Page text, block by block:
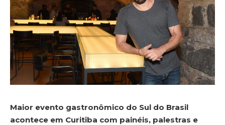
Maior evento gastronômico do Sul do Brasil
acontece em Curitiba com painéis, palestras e